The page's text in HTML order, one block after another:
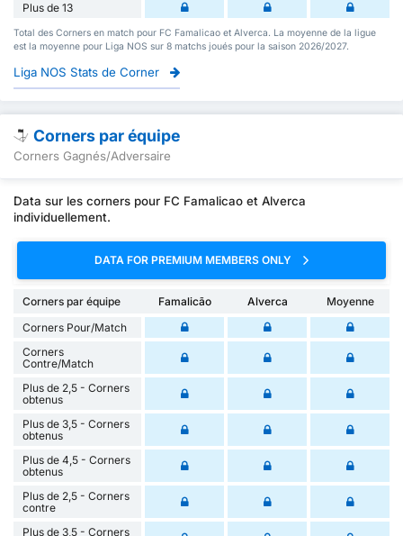
Plus de 13
Total des Corners en match pour FC Famalicao et Alverca. La moyenne de la ligue
est la moyenne pour Liga NOS sur 8 matchs joués pour la saison 2026/2027.
Liga NOS Stats de Corner
Corners par équipe
Corners Gagnés/Adversaire
Data sur les corners pour FC Famalicao et Alverca
individuellement.
DATA FOR PREMIUM MEMBERS ONLY
Corners par équipe Famalicão Alverca
Moyenne
Corners Pour/Match
Corners
Contre/Match
Plus de 2,5 - Corners
obtenus
Plus de 3,5 - Corners
obtenus
Plus de 4,5 - Corners
obtenus
Plus de 2,5 - Corners
contre
Plus de 3,5 - Corners